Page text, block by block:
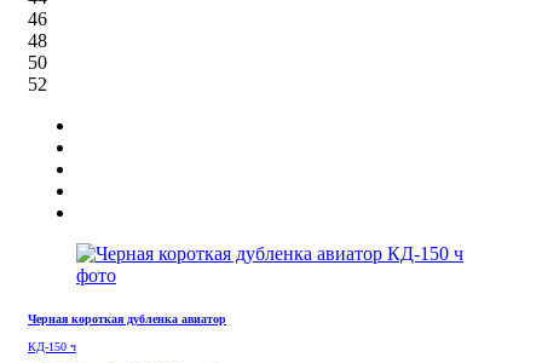
46
48
50
52
Черная короткая дубленка авиатор
КД-150 ч